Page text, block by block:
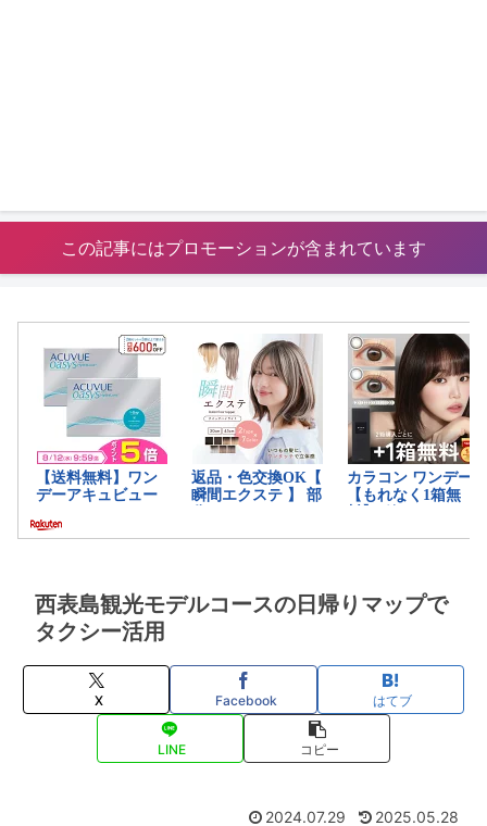
この記事にはプロモーションが含まれています
西表島観光モデルコースの日帰りマップで
タクシー活用
X Facebook はてブ
LINE コピー
2024.07.29 2025.05.28